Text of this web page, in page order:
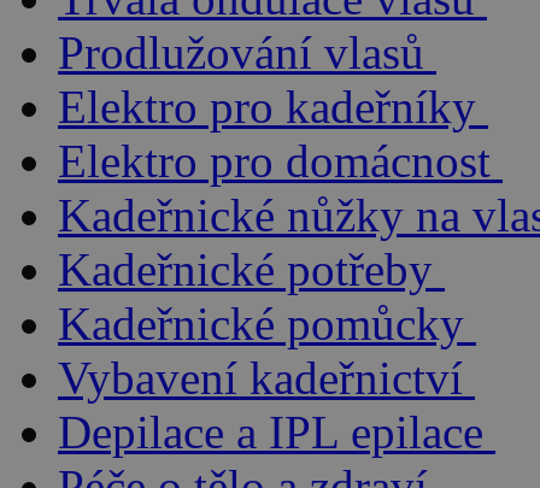
Prodlužování vlasů
Elektro pro kadeřníky
Elektro pro domácnost
Kadeřnické nůžky na
Kadeřnické potřeby
Kadeřnické pomůcky
Vybavení kadeřnictví
Depilace a IPL epilace